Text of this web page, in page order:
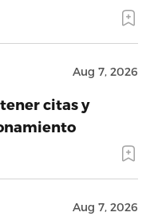
Aug 7, 2026
citas y
Aug 7, 2026